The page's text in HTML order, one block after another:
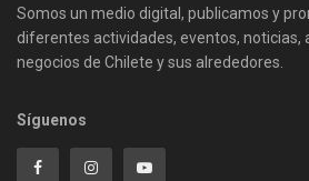
Somos un medio digital, publicamos y
diferentes actividades, eventos, noticias,
negocios de Chilete y sus alrededores.
Síguenos